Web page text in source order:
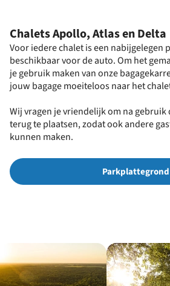
Chalets Apollo, Atlas en Delta
Voor iedere chalet is een nabijgelegen
beschikbaar voor de auto. Om het
je gebruik maken van onze
jouw bagage moeiteloos naar het
Wij vragen je vriendelijk om na gebruik
terug te plaatsen, zodat ook andere
kunnen maken.
Parkplattegrond